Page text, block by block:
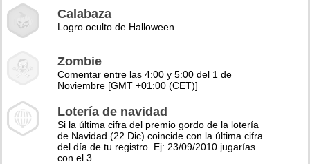
Calabaza
Logro oculto de Halloween
Zombie
Comentar entre las 4:00 y 5:00 del 1 de
Noviembre [GMT +01:00 (CET)]
Lotería de navidad
Si la última cifra del premio gordo de la lotería
de Navidad (22 Dic) coincide con la última cifra
del día de tu registro. Ej: 23/09/2010 jugarías
con el 3.